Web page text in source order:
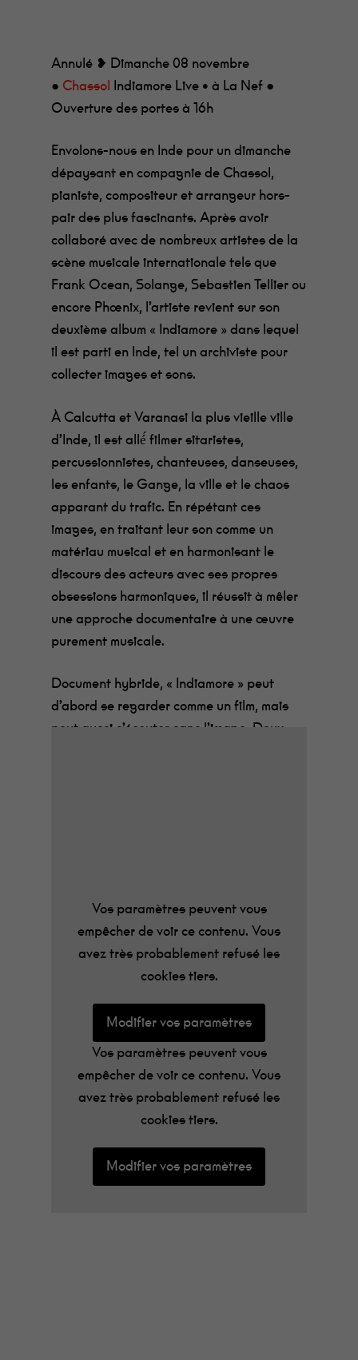
Annulé ❥ Dimanche 08 novembre
● Chassol
Indiamore Live • à La Nef ●
Ouverture des portes à 16h
Envolons-nous en Inde pour un dimanche
dépaysant en compagnie de Chassol,
pianiste, compositeur et arrangeur hors-
pair des plus fascinants. Après avoir
collaboré avec de nombreux artistes de la
scène musicale internationale tels que
Frank Ocean, Solange, Sebastien Tellier ou
encore Phœnix, l’artiste revient sur son
deuxième album « Indiamore » dans lequel
il est parti en Inde, tel un archiviste pour
collecter images et sons.
À Calcutta et Varanasi la plus vieille ville
d’Inde, il est allé́ filmer sitaristes,
percussionnistes, chanteuses, danseuses,
les enfants, le Gange, la ville et le chaos
apparant du trafic. En répétant ces
images, en traitant leur son comme un
matériau musical et en harmonisant le
discours des acteurs avec ses propres
obsessions harmoniques, il réussit à mêler
une approche documentaire à une œuvre
purement musicale.
Document hybride, « Indiamore » peut
d’abord se regarder comme un film, mais
peut aussi s’écouter sans l’image. Deux
batteur, jouent en live, rebondissant sur les
images et les sons du film projeté en fond
de scène. Une expérience multi-sensorielle
dans laquelle vous ressortirez avec des
Vos paramètres peuvent vous
empêcher de voir ce contenu. Vous
avez très probablement refusé les
cookies tiers.
Modifier vos paramètres
Vos paramètres peuvent vous
empêcher de voir ce contenu. Vous
avez très probablement refusé les
cookies tiers.
Modifier vos paramètres